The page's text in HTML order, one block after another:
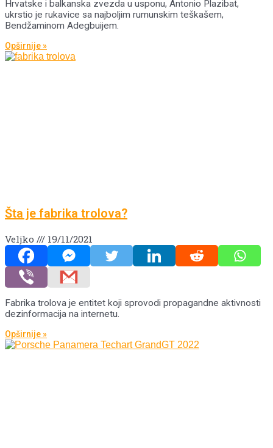
Hrvatske i balkanska zvezda u usponu, Antonio Plazibat,
ukrstio je rukavice sa najboljim rumunskim teškašem,
Bendžaminom Adegbuijem.
Opširnije »
Šta je fabrika trolova?
Veljko 19/11/2021
Fabrika trolova je entitet koji sprovodi propagandne aktivnosti
dezinformacija na internetu.
Opširnije »